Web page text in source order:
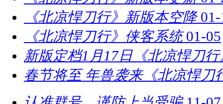
《北凉悍刀行》新版本空降
《北凉悍刀行》侠客系统 01-05
新版定档1月17日《北凉悍刀
春节将至 年兽袭来《北凉悍刀